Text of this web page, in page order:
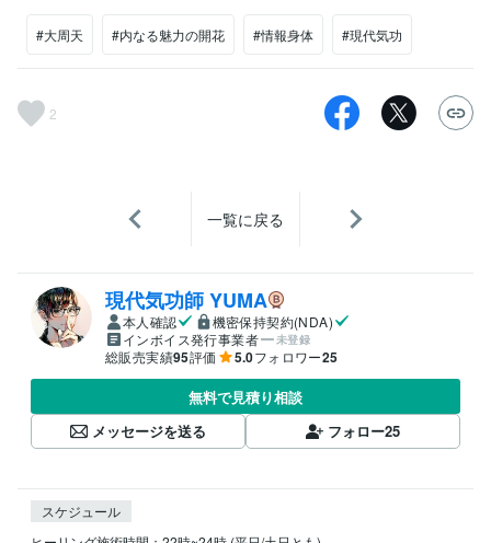
#大周天 #内なる魅力の開花 #情報身体 #現代気功
2
一覧に戻る
現代気功師 YUMA
本人確認
機密保持契約(NDA)
インボイス発行事業者
未登録
総販売実績95評価 5.0フォロワー25
無料で見積り相談
メッセージを送る
フォロー25
スケジュール